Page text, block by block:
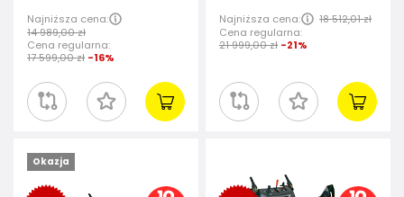
Najniższa cena:
14 989,00 zł
Cena regularna:
17 599,00 zł -16%
Najniższa cena:
18 512,01 zł
Cena regularna:
21 999,00 zł -21%
Okazja